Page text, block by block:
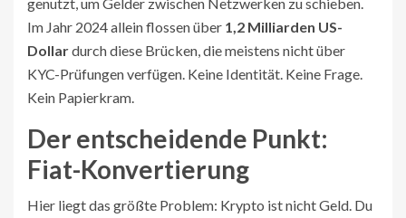
Im Jahr 2024 allein flossen über 1,2 Milliarden US-
Dollardurch diese Brücken, die meistens nicht über
KYC-Prüfungen verfügen. Keine Identität. Keine Frage.
Kein Papierkram.
Der entscheidende Punkt:
Fiat-Konvertierung
Hier liegt das größte Problem: Krypto ist nicht Geld. Du